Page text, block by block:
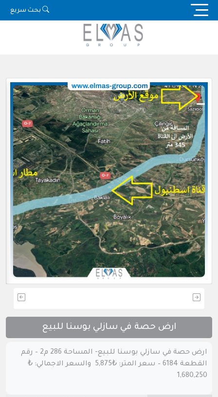
Skip
بحث سريع
ارض حصة في سازلي بوسنا للبيع
ارض حصة في سازلي بوسنا للبيع- المساحة 286 م2 – رقم
القطعة 6184 – سعر المتر: ₺5,875 والسعر الاجمالي: ₺
1,680,250